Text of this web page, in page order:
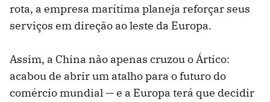
rota, a empresa marítima planeja reforçar seus
serviços em direção ao leste da Europa.
Assim, a China não apenas cruzou o Ártico:
acabou de abrir um atalho para o futuro do
comércio mundial — e a Europa terá que decidir